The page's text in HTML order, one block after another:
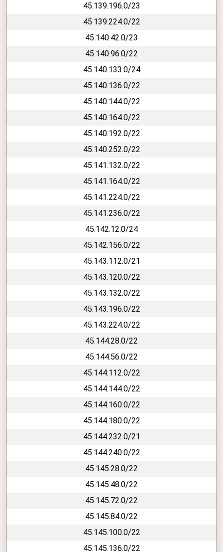
45.139.196.0/23
45.139.224.0/22
45.140.42.0/23
45.140.96.0/22
45.140.133.0/24
45.140.136.0/22
45.140.144.0/22
45.140.164.0/22
45.140.192.0/22
45.140.252.0/22
45.141.132.0/22
45.141.164.0/22
45.141.224.0/22
45.141.236.0/22
45.142.12.0/24
45.142.156.0/22
45.143.112.0/21
45.143.120.0/22
45.143.132.0/22
45.143.196.0/22
45.143.224.0/22
45.144.28.0/22
45.144.56.0/22
45.144.112.0/22
45.144.144.0/22
45.144.160.0/22
45.144.180.0/22
45.144.232.0/21
45.144.240.0/22
45.145.28.0/22
45.145.48.0/22
45.145.72.0/22
45.145.84.0/22
45.145.100.0/22
45.145.136.0/22